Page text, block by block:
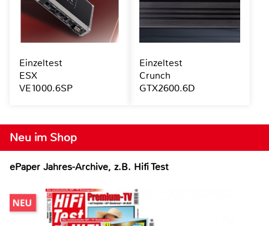
Neu im Shop
ePaper Jahres-Archive, z.B. Hifi Test
Einzeltest
ESX
VE1000.6SP
Einzeltest
Crunch
GTX2600.6D